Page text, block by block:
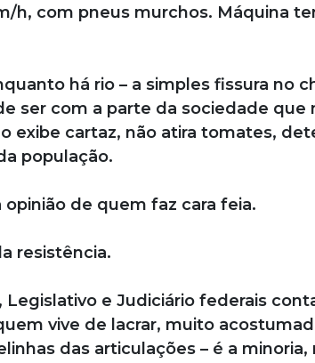
h, com pneus murchos. Máquina
há rio – a simples fissura no
ser com a parte da sociedade que
exibe cartaz, não atira tomates,
população.
de quem faz cara feia.
resistência.
Legislativo e Judiciário federais
vive de lacrar, muito
das articulações – é a minoria,